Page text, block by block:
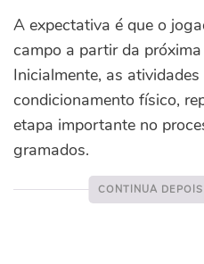
A expectativa é que o
campo a partir da
Inicialmente, as
condicionamento físico,
etapa importante no
gramados.